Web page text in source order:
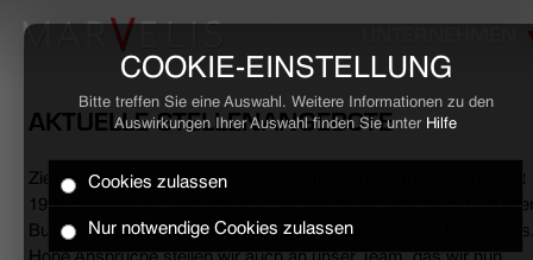
COOKIE-EINSTELLUNG
Bitte treffen Sie eine Auswahl. Weitere Informationen zu den
Auswirkungen Ihrer Auswahl finden Sie unter Hilfe
Cookies zulassen
Nur notwendige Cookies zulassen
HOME
AKTUELLE STELLENANGEBOTE
Ziele erreichen, Herausforderungen meistern, Erfolge feiern. Seit
1994 begleiten wir den anspruchsvollen Mann sowohl mit
Business- als auch mit lässigen Casual-Hemden und Polo-